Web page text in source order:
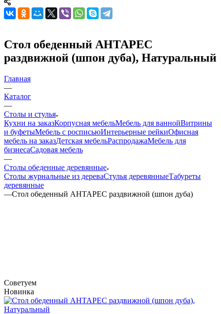
Стол обеденный АНТАРЕС
раздвижной (шпон дуба), Натуральный
Главная
—
Каталог
—
Столы и стулья
Кухни на заказКорпусная мебельМебель для ваннойВитрины
и буфетыМебель с росписьюИнтерьерные рейкиОфисная
мебель на заказДетская мебельРаспродажаМебель для
бизнесаСадовая мебель
—
Столы обеденные деревянные
Столы журнальные из дереваСтулья деревянныеТабуреты
деревянные
—Стол обеденный АНТАРЕС раздвижной (шпон дуба)
Советуем
Новинка